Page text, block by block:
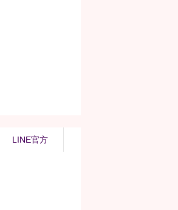
LINE官方